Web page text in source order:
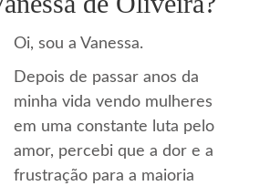
Oi, sou a Vanessa.
Depois de passar anos da
minha vida vendo mulheres
em uma constante luta pelo
amor, percebi que a dor e a
frustração para a maioria